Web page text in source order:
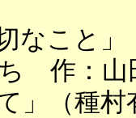
切なこと
作：山
て」（種